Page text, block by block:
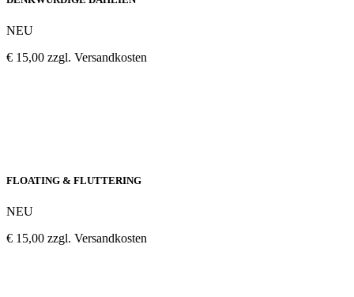
NEU
€ 15,00 zzgl. Versandkosten
FLOATING & FLUTTERING
NEU
€ 15,00 zzgl. Versandkosten